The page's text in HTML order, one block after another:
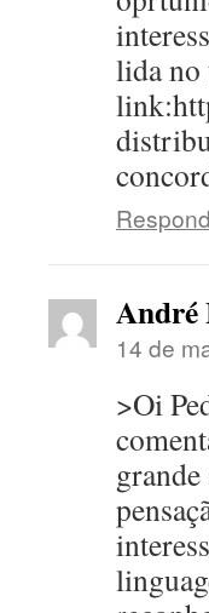
lida no
André
14 de
>Oi